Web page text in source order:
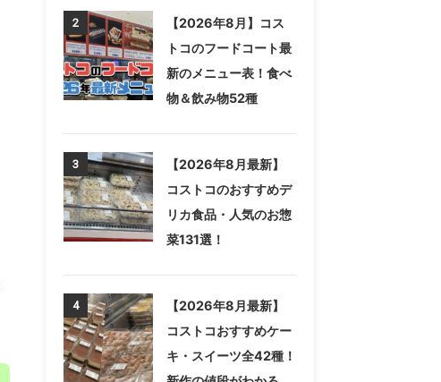
2
【2026年8月】コス
トコのフードコート最
新のメニュー表！食べ
物＆飲み物52種
3
【2026年8月最新】
コストコのおすすめデ
リカ食品・人気のお惣
菜131選！
4
【2026年8月最新】
コストコおすすめケー
キ・スイーツ全42種！